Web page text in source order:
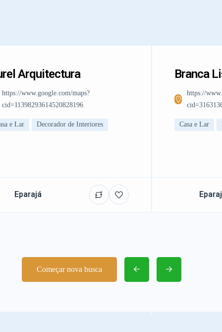
Arquitectura
https://www.google.com/maps?
cid=11398293614520828196
e Lar Decorador de Interiores
Eparajá
Branca
https://
Casa e Lar
Começar nova busca